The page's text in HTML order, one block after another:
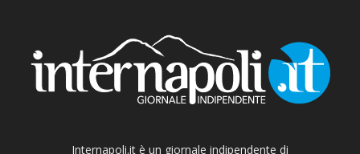
Internapoli.it è un giornale indipendente di